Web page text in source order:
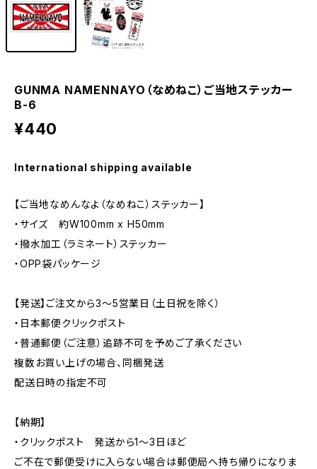
GUNMA NAMENNAYO（なめねこ）ご当地ステッカー
B-6
¥440
International shipping available
【ご当地なめんなよ（なめねこ）ステッカー】
・サイズ 約W100mm x H50mm
・撥水加工（ラミネート）ステッカー
・OPP袋パッケージ
【発送】ご注文から3〜5営業日（土日祝を除く）
・日本郵便クリックポスト
・普通郵便（ご注意）追跡不可を予めご了承ください
複数お買い上げの場合、同梱発送
配送日時の指定不可
【納期】
・クリックポスト 発送から1〜3日ほど
ご不在で郵便受けに入らない場合は郵便局へ持ち帰りになりま